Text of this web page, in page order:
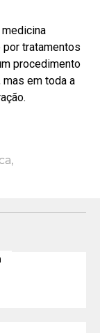
tratamentos
procedimento
mas em toda a
,